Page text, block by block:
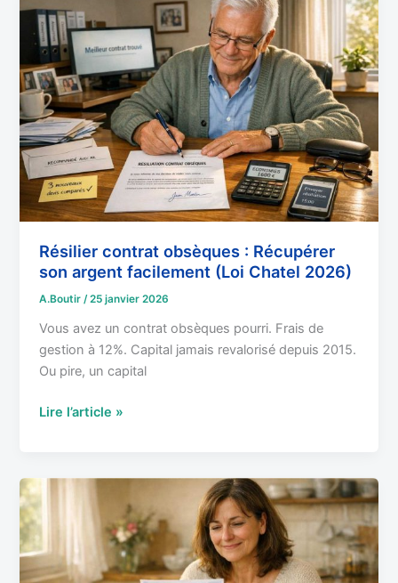
Résilier contrat obsèques : Récupérer
son argent facilement (Loi Chatel 2026)
A.Boutir/25 janvier 2026
Vous avez un contrat obsèques pourri. Frais de
gestion à 12%. Capital jamais revalorisé depuis 2015.
Ou pire, un capital
contrat
obsèques
:
Récupérer
son
argent
facilement
(Loi
Chatel
2026)
Lire l’article »
décès
Montant,
fiscalité,